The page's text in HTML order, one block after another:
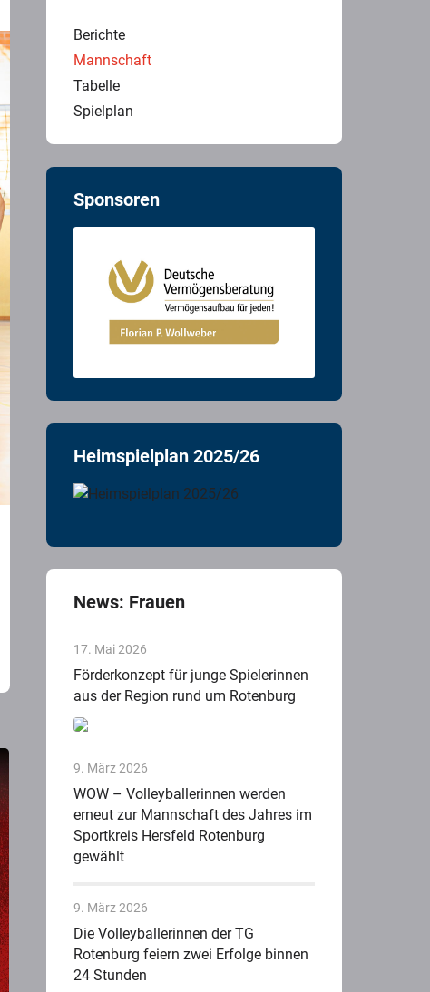
Berichte
Mannschaft
Tabelle
Spielplan
Sponsoren
Heimspielplan 2025/26
News: Frauen
17. Mai 2026
Förderkonzept für junge Spielerinnen
aus der Region rund um Rotenburg
9. März 2026
WOW – Volleyballerinnen werden
erneut zur Mannschaft des Jahres im
Sportkreis Hersfeld Rotenburg
gewählt
9. März 2026
Die Volleyballerinnen der TG
Rotenburg feiern zwei Erfolge binnen
24 Stunden